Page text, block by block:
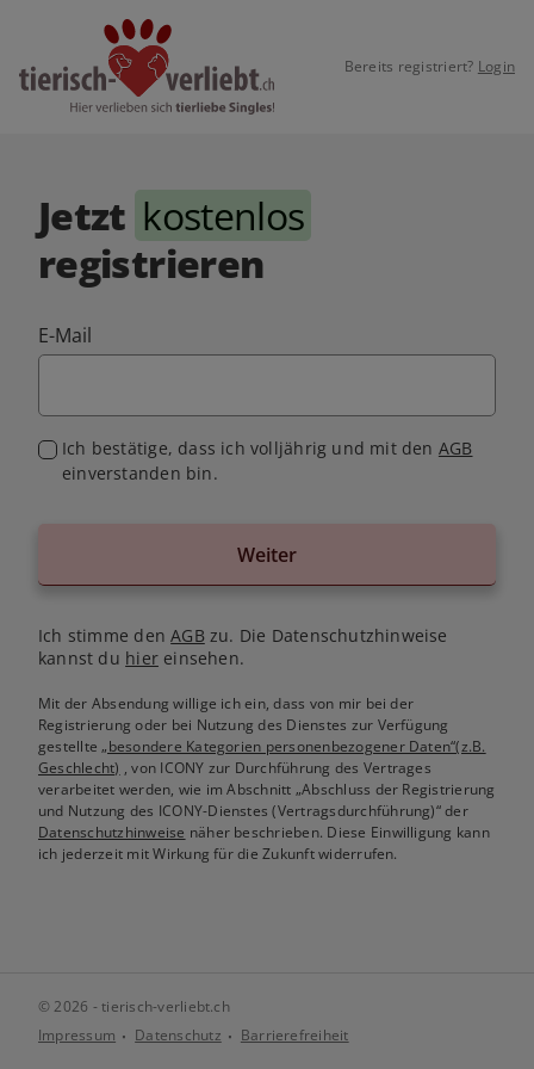
Bereits registriert? Login
Jetzt kostenlos
registrieren
E-Mail
Ich bestätige, dass ich volljährig und mit den AGB
einverstanden bin.
Weiter
Ich stimme denAGB zu. Die Datenschutzhinweise
kannst du hiereinsehen.
Mit der Absendung willige ich ein, dass von mir bei der
Registrierung oder bei Nutzung des Dienstes zur Verfügung
gestellte„besondere Kategorien personenbezogener Daten“(z.B.
Geschlecht) , von ICONY zur Durchführung des Vertrages
verarbeitet werden, wie im Abschnitt „Abschluss der Registrierung
und Nutzung des ICONY-Dienstes (Vertragsdurchführung)“ der
Datenschutzhinweise näher beschrieben. Diese Einwilligung kann
ich jederzeit mit Wirkung für die Zukunft widerrufen.
© 2026 - tierisch-verliebt.ch
Impressum
Datenschutz Barrierefreiheit